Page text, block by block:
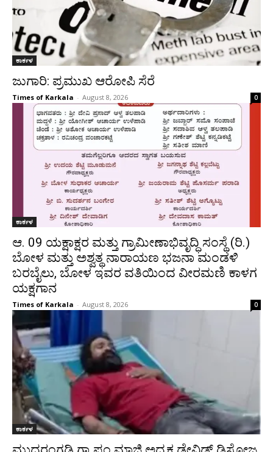
ಕಾರ್ಕಳ
ಜುಗಾರಿ: ಪ್ರಮುಖ ಆರೋಪಿ ಸೆರೆ
Times of Karkala - August 8, 2026 0
ಕಾರ್ಕಳ
ಆ. 09 ಯಕ್ಷಾಕ್ಷರ ಮತ್ತು ಗ್ರಾಮೀಣಾಭಿವೃದ್ಧಿ ಸಂಸ್ಥೆ (ರಿ.)
ಬೋಳ ಮತ್ತು ಅಶ್ವತ್ಥ ನಾರಾಯಣ ಭಜನಾ ಮಂಡಳಿ
ಬರಬೈಲು, ಬೋಳ ಇವರ ವತಿಯಿಂದ ವೀರಮಣಿ ಕಾಳಗ
ಯಕ್ಷಗಾನ
Times of Karkala - August 8, 2026 0
ಕಾರ್ಕಳ